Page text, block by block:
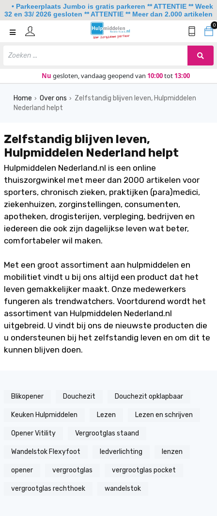
0
Nu gesloten, vandaag geopend van 10:00tot 13:00
Home
Keuken
Meer
Over ons
Contact
Home › Over ons › Zelfstandig blijven leven, Hulpmiddelen
Nederland helpt
Zelfstandig blijven leven,
Hulpmiddelen Nederland helpt
Hulpmiddelen Nederland.nl is een online
thuiszorgwinkel met meer dan 2000 artikelen voor
sporters, chronisch zieken, praktijken (para)medici,
ziekenhuizen, zorginstellingen, consumenten,
apotheken, drogisterijen, verpleging, bedrijven en
iedereen die ook zijn dagelijkse leven wat beter,
comfortabeler wil maken.
Met een groot assortiment aan hulpmiddelen en
mobilitiet vindt u bij ons altijd een product dat het
leven gemakkelijker maakt. Onze medewerkers
fungeren als trendwatchers. Voortdurend wordt het
assortiment van Hulpmiddelen Nederland.nl
uitgebreid. U vindt bij ons de nieuwste producten die
u ondersteunen bij het zelfstandig leven en om dit te
kunnen blijven doen.
Blikopener Douchezit Douchezit opklapbaar
Keuken Hulpmiddelen Lezen Lezen en schrijven
Opener Vitility Vergrootglas staand
Wandelstok Flexyfoot ledverlichting lenzen
opener vergrootglas vergrootglas pocket
vergrootglas rechthoek wandelstok
• Parkeerplaats Jumbo is gratis parkeren ** ATTENTIE ** Week
32 en 33/ 2026 gesloten ** ATTENTIE ** Meer dan 2.000 artikelen